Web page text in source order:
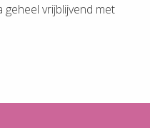
vrijblijvend met